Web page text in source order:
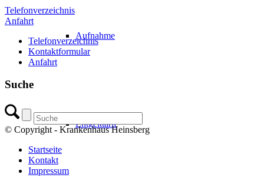
Aufnahme
Entgelttarif
Telefonverzeichnis
Anfahrt
Telefonverzeichnis
Kontaktformular
Anfahrt
Suche
© Copyright - Krankenhaus Heinsberg
Startseite
Kontakt
Impressum